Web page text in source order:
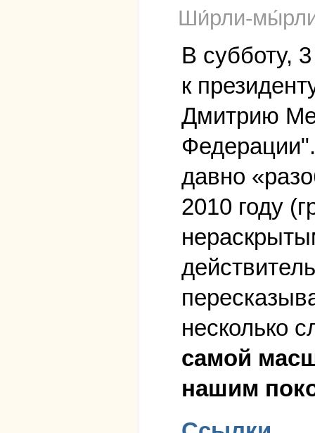
Ши́рли-
В субботу,
к
Дмитрию
давно
2010 году
несколько
самой
нашим